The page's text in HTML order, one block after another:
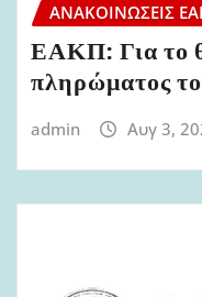
ΑΝΑΚΟΙΝΏΣΕΙΣ
ΕΑΚΠ: Για το
πληρώματος
admin Αυγ 3,